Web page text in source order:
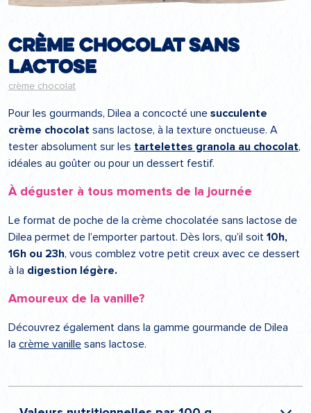
Crème chocolat sans
lactose
crème chocolat
Pour les gourmands, Dilea a concocté une succulente
crème chocolat sans lactose, à la texture onctueuse. A
tester absolument sur les tartelettes granola au chocolat,
idéales au goûter ou pour un dessert festif.
À déguster à tous moments de la journée
Le format de poche de la crème chocolatée sans lactose de
Dilea permet de l’emporter partout. Dès lors, qu’il soit 10h,
16h ou 23h, vous comblez votre petit creux avec ce dessert
à la digestion légère.
Amoureux de la vanille?
Découvrez également dans la gamme gourmande de Dilea
la crème vanille sans lactose.